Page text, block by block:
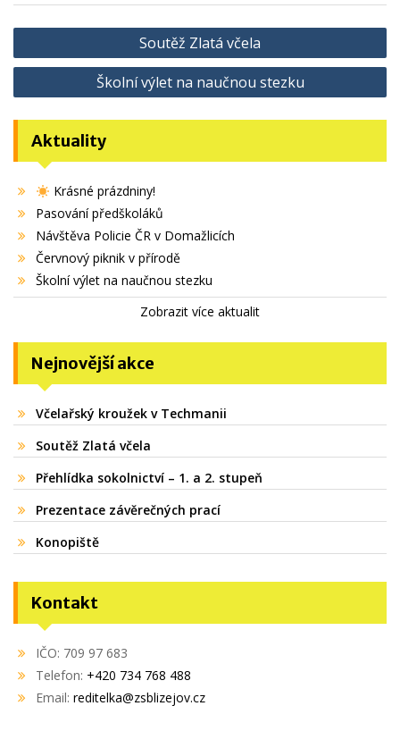
Navigace
pro
Soutěž Zlatá včela
Školní výlet na naučnou stezku
Aktuality
Krásné prázdniny!
Pasování předškoláků
Návštěva Policie ČR v Domažlicích
Červnový piknik v přírodě
Školní výlet na naučnou stezku
Zobrazit více aktualit
Nejnovější akce
Včelařský kroužek v Techmanii
Soutěž Zlatá včela
Přehlídka sokolnictví – 1. a 2. stupeň
Prezentace závěrečných prací
Konopiště
Kontakt
IČO: 709 97 683
Telefon: +420 734 768 488
Email: reditelka@zsblizejov.cz